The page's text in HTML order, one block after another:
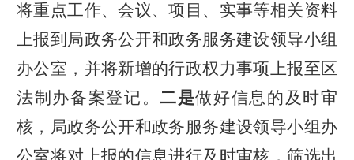
将重点工作、会议、项目、实事等相关资料
上报到局政务公开和政务服务建设领导小组
办公室，并将新增的行政权力事项上报至区
法制办备案登记。二是做好信息的及时审
核，局政务公开和政务服务建设领导小组办
公室将对上报的信息进行及时审核，筛选出